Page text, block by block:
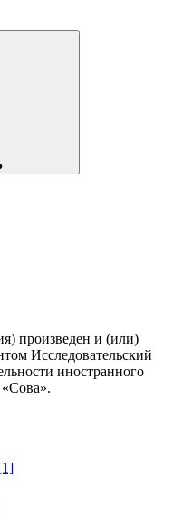
произведен и (или)
Исследовательский
иностранного
«Сова».